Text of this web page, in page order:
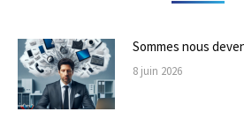
Sommes nous
8 juin 2026